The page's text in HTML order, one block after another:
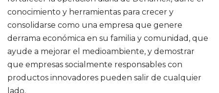
conocimiento y herramientas para crecer y
consolidarse como una empresa que genere
derrama económica en su familia y comunidad, que
ayude a mejorar el medioambiente, y demostrar
que empresas socialmente responsables con
productos innovadores pueden salir de cualquier
lado.